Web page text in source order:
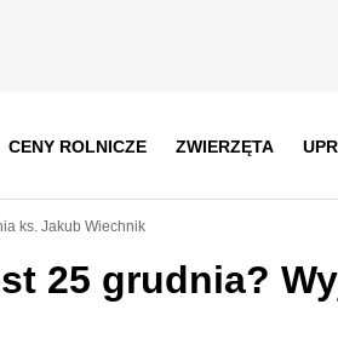
CENY ROLNICZE ZWIERZĘTA
ks. Jakub Wiechnik
25 grudnia?